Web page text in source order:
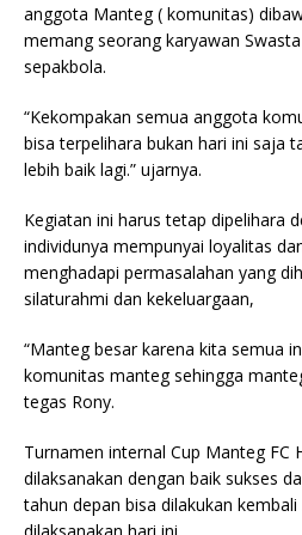
anggota Manteg ( komunitas)
memang seorang karyawan
sepakbola.
“Kekompakan semua anggota
bisa terpelihara bukan hari ini saja
lebih baik lagi.” ujarnya.
Kegiatan ini harus tetap dipelihara
individunya mempunyai loyalitas
menghadapi permasalahan yang
silaturahmi dan kekeluargaan,
“Manteg besar karena kita semua
komunitas manteg sehingga
tegas Rony.
Turnamen internal Cup Manteg FC
dilaksanakan dengan baik sukses
tahun depan bisa dilakukan